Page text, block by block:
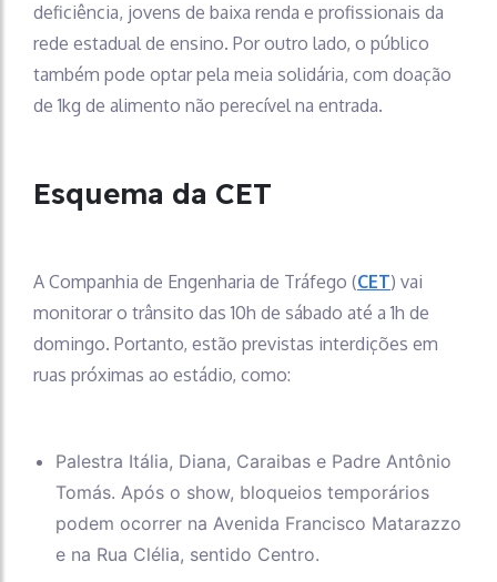
deficiência, jovens de baixa renda e profissionais da
rede estadual de ensino. Por outro lado, o público
também pode optar pela meia solidária, com doação
de 1kg de alimento não perecível na entrada.
Esquema da CET
A Companhia de Engenharia de Tráfego (CET) vai
monitorar o trânsito das 10h de sábado até a 1h de
domingo. Portanto, estão previstas interdições em
ruas próximas ao estádio, como:
Palestra Itália, Diana, Caraibas e Padre Antônio
Tomás. Após o show, bloqueios temporários
podem ocorrer na Avenida Francisco Matarazzo
e na Rua Clélia, sentido Centro.